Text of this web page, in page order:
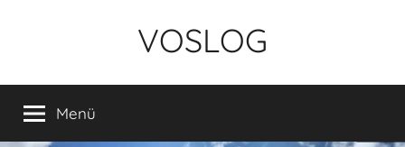
VOSLOG
Menü